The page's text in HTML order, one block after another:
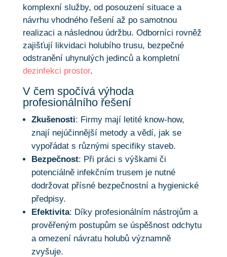
komplexní služby, od posouzení situace a
návrhu vhodného řešení až po samotnou
realizaci a následnou údržbu. Odborníci rovněž
zajišťují likvidaci holubího trusu, bezpečné
odstranění uhynulých jedinců a kompletní
dezinfekci prostor.
V čem spočívá výhoda
profesionálního řešení
Zkušenosti: Firmy mají letité know-how,
znají nejúčinnější metody a vědí, jak se
vypořádat s různými specifiky staveb.
Bezpečnost: Při práci s výškami či
potenciálně infekčním trusem je nutné
dodržovat přísné bezpečnostní a hygienické
předpisy.
Efektivita: Díky profesionálním nástrojům a
prověřeným postupům se úspěšnost odchytu
a omezení návratu holubů významně
zvyšuje.